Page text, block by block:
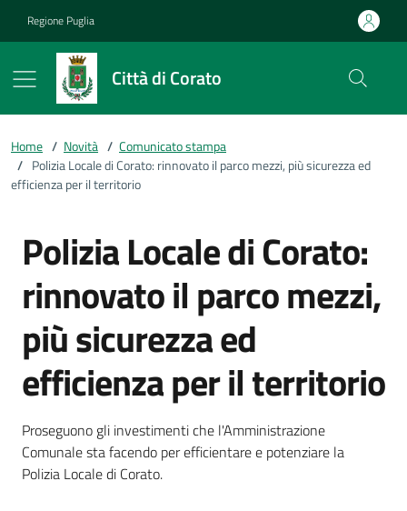
Regione Puglia
Città di Corato
Home / Novità / Comunicato stampa
/ Polizia Locale di Corato: rinnovato il parco mezzi, più sicurezza ed
efficienza per il territorio
Polizia Locale di Corato:
rinnovato il parco mezzi,
più sicurezza ed
efficienza per il territorio
Dettagli della notizia
Proseguono gli investimenti che l'Amministrazione
Comunale sta facendo per efficientare e potenziare la
Polizia Locale di Corato.